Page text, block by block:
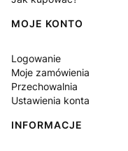
MOJE KONTO
Logowanie
Moje zamówienia
Przechowalnia
Ustawienia konta
INFORMACJE